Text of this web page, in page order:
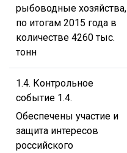
рыбоводные хозяйства,
по итогам 2015 года в
количестве 4260 тыс.
тонн
1.4. Контрольное
событие 1.4.
Обеспечены участие и
защита интересов
российского